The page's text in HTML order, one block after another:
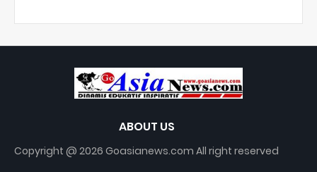
ABOUT US
Copyright @ 2026 Goasianews.com All right reserved